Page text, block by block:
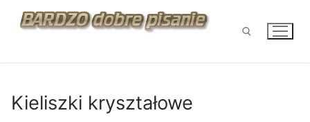
Przejdź
Kieliszki kryształowe